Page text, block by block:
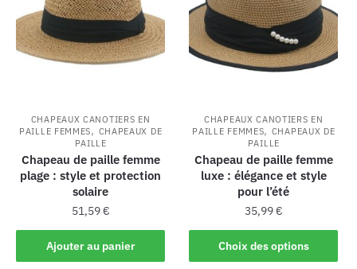
CHAPEAUX CANOTIERS EN
PAILLE FEMMES, CHAPEAUX DE
PAILLE
Chapeau de paille femme
plage : style et protection
solaire
51,59€
Ajouter au panier
CHAPEAUX CANOTIERS EN
PAILLE FEMMES, CHAPEAUX DE
PAILLE
Chapeau de paille femme
luxe : élégance et style
pour l’été
35,99€
Choix des options